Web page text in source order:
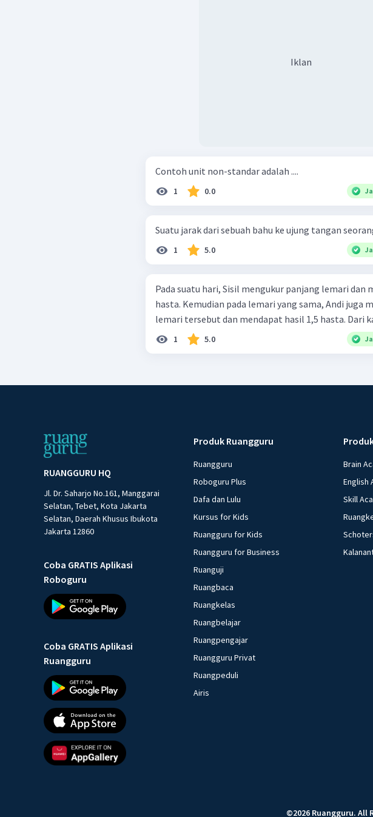
Iklan
Contoh unit non-standar adalah ....
1 0.0
Suatu jarak dari sebuah bahu ke ujung tangan
1 5.0
Pada suatu hari, Sisil mengukur panjang lemari dan
hasta. Kemudian pada lemari yang sama, Andi juga
lemari tersebut dan mendapat hasil 1,5 hasta. Dari
1 5.0
RUANGGURU HQ
Jl. Dr. Saharjo No.161, Manggarai
Selatan, Tebet, Kota Jakarta
Selatan, Daerah Khusus Ibukota
Jakarta 12860
Coba GRATIS Aplikasi
Roboguru
Coba GRATIS Aplikasi
Ruangguru
Produk Ruangguru
Ruangguru
Roboguru Plus
Dafa dan Lulu
Kursus for Kids
Ruangguru for Kids
Ruangguru for Business
Ruanguji
Ruangbaca
Ruangkelas
Ruangbelajar
Ruangpengajar
Ruangguru Privat
Ruangpeduli
Airis
Brain
English
Skill
©2026 Ruangguru. All